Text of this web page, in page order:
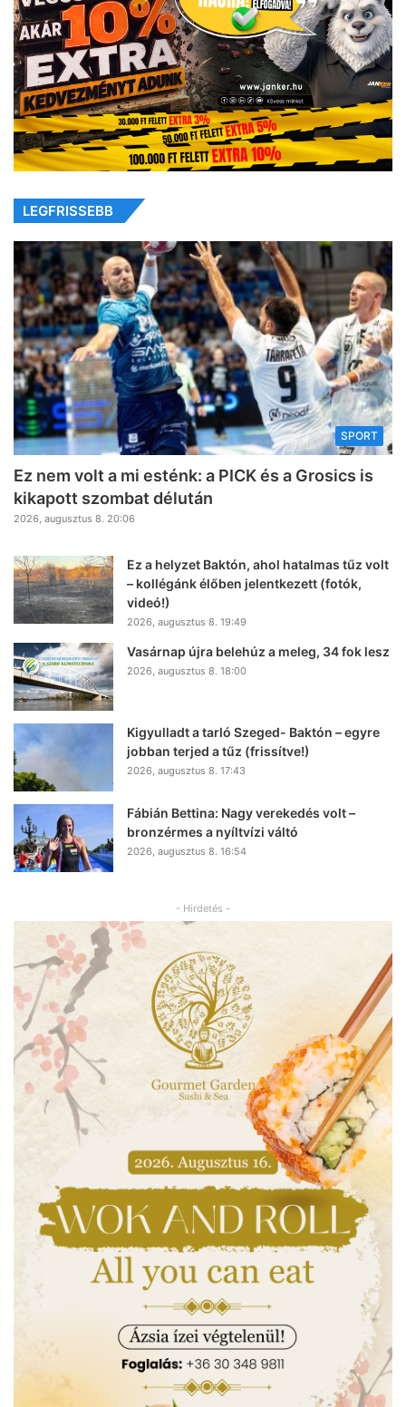
LEGFRISSEBB
SPORT
Ez nem volt a mi esténk: a PICK és a Grosics is
kikapott szombat délután
2026, augusztus 8. 20:06
Ez a helyzet Baktón, ahol hatalmas tűz volt
– kollégánk élőben jelentkezett (fotók,
videó!)
2026, augusztus 8. 19:49
Vasárnap újra belehúz a meleg, 34 fok lesz
2026, augusztus 8. 18:00
Kigyulladt a tarló Szeged- Baktón – egyre
jobban terjed a tűz (frissítve!)
2026, augusztus 8. 17:43
Fábián Bettina: Nagy verekedés volt –
bronzérmes a nyíltvízi váltó
2026, augusztus 8. 16:54
- Hirdetés -